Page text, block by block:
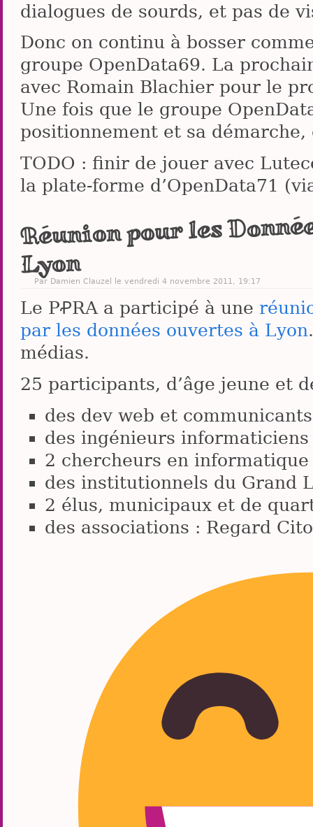
dialogues de sourds, et pas de
Donc on continu à bosser
groupe OpenData69. La
avec Romain Blachier pour le
Une fois que le groupe
positionnement et sa
TODO : finir de jouer avec
la plate-forme d’OpenData71
Réunion pour les
Lyon
Par Damien Clauzel le vendredi 4 novembre 2011, 19:17
Le PꝒRA a participé à une
par les données ouvertes à Lyon
médias.
25 participants, d’âge jeune et
des dev web et
des ingénieurs informaticiens
2 chercheurs en informatique
des institutionnels du Grand
2 élus, municipaux et de
des associations : Regard